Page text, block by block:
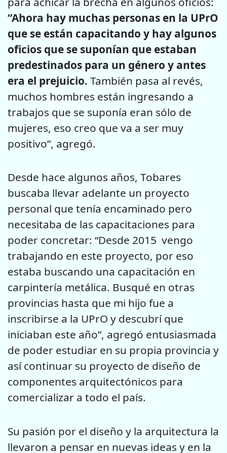
“Ahora hay muchas personas en la UPrO
que se están capacitando y hay algunos
oficios que se suponían que estaban
predestinados para un género y antes
era el prejuicio. También pasa al revés,
muchos hombres están ingresando a
trabajos que se suponía eran sólo de
mujeres, eso creo que va a ser muy
positivo”, agregó.
Desde hace algunos años, Tobares
buscaba llevar adelante un proyecto
personal que tenía encaminado pero
necesitaba de las capacitaciones para
poder concretar: “Desde 2015 vengo
trabajando en este proyecto, por eso
estaba buscando una capacitación en
carpintería metálica. Busqué en otras
provincias hasta que mi hijo fue a
inscribirse a la UPrO y descubrí que
iniciaban este año”, agregó entusiasmada
de poder estudiar en su propia provincia y
así continuar su proyecto de diseño de
componentes arquitectónicos para
comercializar a todo el país.
Su pasión por el diseño y la arquitectura la
llevaron a pensar en nuevas ideas y en la